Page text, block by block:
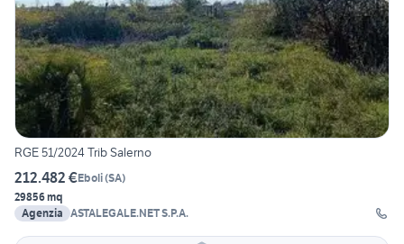
RGE 51/2024 Trib Salerno
212.482 €Eboli(SA)
29856 mq
Agenzia ASTALEGALE.NET S.P.A.